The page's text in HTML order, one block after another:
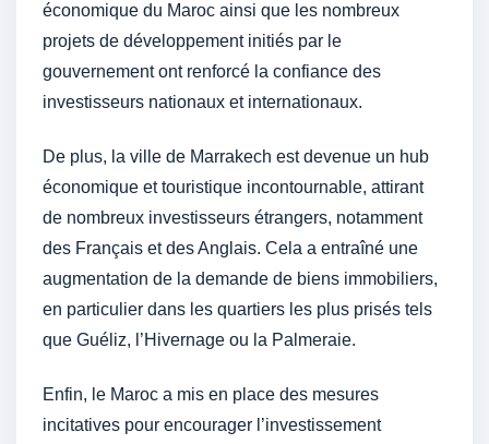
économique du Maroc ainsi que les nombreux
projets de développement initiés par le
gouvernement ont renforcé la confiance des
investisseurs nationaux et internationaux.
De plus, la ville de Marrakech est devenue un hub
économique et touristique incontournable, attirant
de nombreux investisseurs étrangers, notamment
des Français et des Anglais. Cela a entraîné une
augmentation de la demande de biens immobiliers,
en particulier dans les quartiers les plus prisés tels
que Guéliz, l’Hivernage ou la Palmeraie.
Enfin, le Maroc a mis en place des mesures
incitatives pour encourager l’investissement